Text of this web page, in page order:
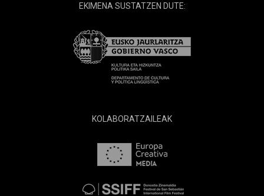
EKIMENA SUSTATZEN DUTE:
KOLABORATZAILEAK